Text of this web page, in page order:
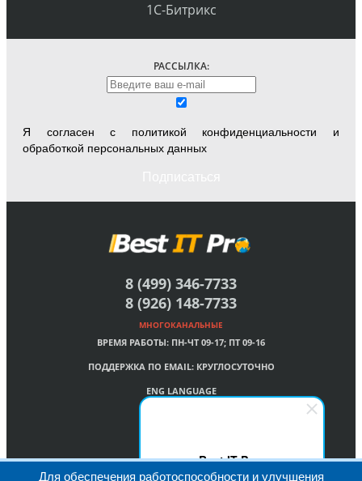
Best IT Pro
Для обеспечения работоспособности и улучшения
1С-Битрикс
РАССЫЛКА:
Я согласен с политикой конфиденциальности и
обработкой персональных данных
8 (499) 346-7733
8 (926) 148-7733
МНОГОКАНАЛЬНЫЕ
ВРЕМЯ РАБОТЫ: ПН-ЧТ 09-17; ПТ 09-16
ПОДДЕРЖКА ПО EMAIL: КРУГЛОСУТОЧНО
ENG LANGUAGE